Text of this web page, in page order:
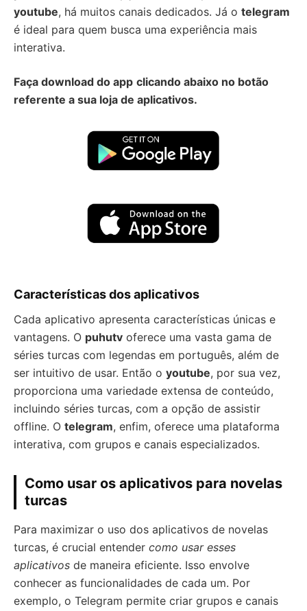
youtube, há muitos canais dedicados. Já o telegram
é ideal para quem busca uma experiência mais
interativa.
Faça download do app clicando abaixo no botão
referente a sua loja de aplicativos.
Características dos aplicativos
Cada aplicativo apresenta características únicas e
vantagens. O puhutv oferece uma vasta gama de
séries turcas com legendas em português, além de
ser intuitivo de usar. Então o youtube, por sua vez,
proporciona uma variedade extensa de conteúdo,
incluindo séries turcas, com a opção de assistir
offline. O telegram, enfim, oferece uma plataforma
interativa, com grupos e canais especializados.
Como usar os aplicativos para novelas
turcas
Para maximizar o uso dos aplicativos de novelas
turcas, é crucial entender como usar esses
aplicativos de maneira eficiente. Isso envolve
conhecer as funcionalidades de cada um. Por
exemplo, o Telegram permite criar grupos e canais